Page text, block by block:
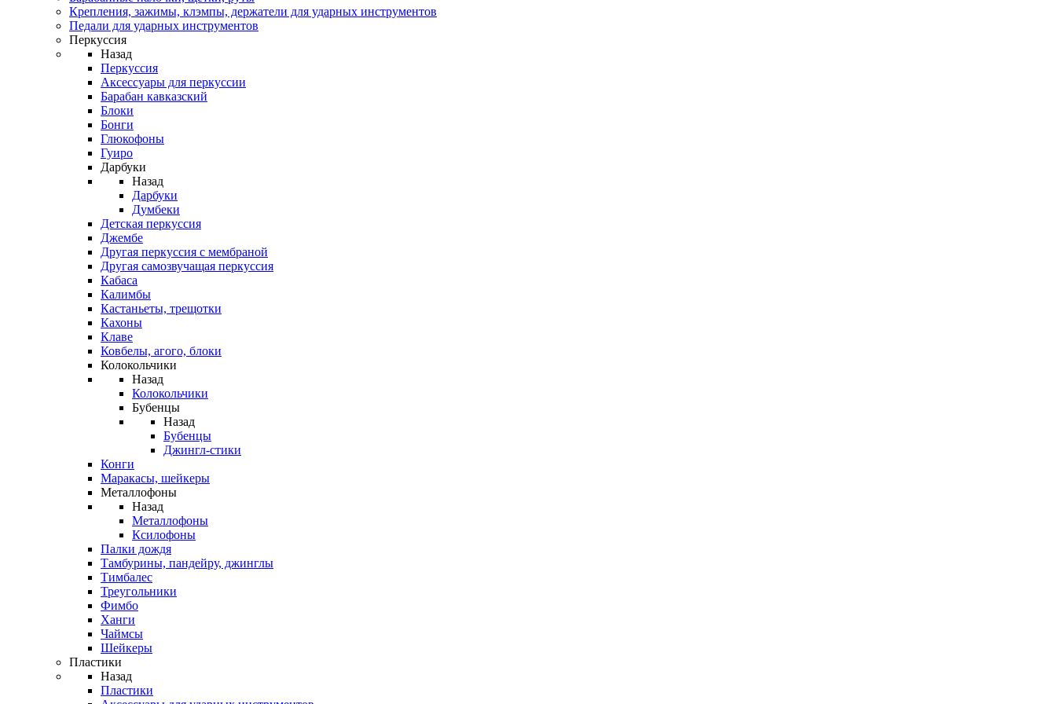
Крепления, зажимы, клэмпы, держатели для ударных инструментов
Педали для ударных инструментов
Перкуссия
Назад
Перкуссия
Аксессуары для перкуссии
Барабан кавказский
Блоки
Бонги
Глюкофоны
Гуиро
Дарбуки
Назад
Дарбуки
Думбеки
Детская перкуссия
Джембе
Другая перкуссия с мембраной
Другая самозвучащая перкуссия
Кабаса
Калимбы
Кастаньеты, трещотки
Кахоны
Клаве
Ковбелы, агого, блоки
Колокольчики
Назад
Колокольчики
Бубенцы
Назад
Бубенцы
Джингл-стики
Конги
Маракасы, шейкеры
Металлофоны
Назад
Металлофоны
Ксилофоны
Палки дождя
Тамбурины, пандейру, джинглы
Тимбалес
Треугольники
Фимбо
Ханги
Чаймсы
Шейкеры
Пластики
Назад
Пластики